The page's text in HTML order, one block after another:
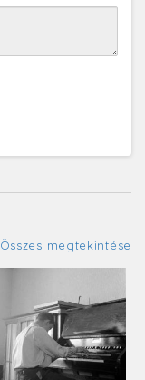
Összes megtekintése